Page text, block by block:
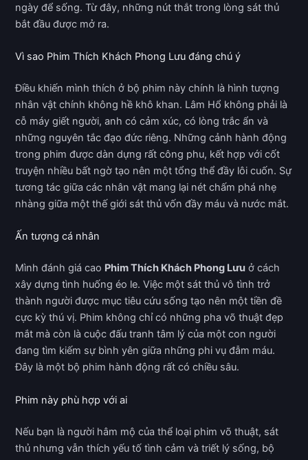
ngày để sống. Từ đây, những nút thắt trong lòng sát thủ
bắt đầu được mở ra.
Vì sao Phim Thích Khách Phong Lưu đáng chú ý
Điều khiến mình thích ở bộ phim này chính là hình tượng
nhân vật chính không hề khô khan. Lâm Hổ không phải là
cỗ máy giết người, anh có cảm xúc, có lòng trắc ẩn và
những nguyên tắc đạo đức riêng. Những cảnh hành động
trong phim được dàn dựng rất công phu, kết hợp với cốt
truyện nhiều bất ngờ tạo nên một tổng thể đầy lôi cuốn. Sự
tương tác giữa các nhân vật mang lại nét chấm phá nhẹ
nhàng giữa một thế giới sát thủ vốn đầy máu và nước mắt.
Ấn tượng cá nhân
Mình đánh giá cao Phim Thích Khách Phong Lưu ở cách
xây dựng tình huống éo le. Việc một sát thủ vô tình trở
thành người được mục tiêu cứu sống tạo nên một tiền đề
cực kỳ thú vị. Phim không chỉ có những pha võ thuật đẹp
mắt mà còn là cuộc đấu tranh tâm lý của một con người
đang tìm kiếm sự bình yên giữa những phi vụ đẫm máu.
Đây là một bộ phim hành động rất có chiều sâu.
Phim này phù hợp với ai
Nếu bạn là người hâm mộ của thể loại phim võ thuật, sát
thủ nhưng vẫn thích yếu tố tình cảm và triết lý sống, bộ